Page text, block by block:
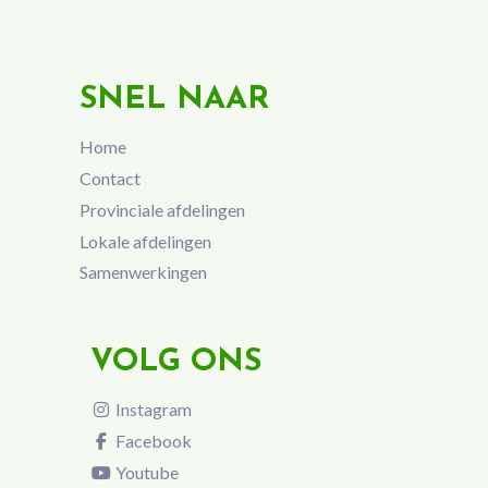
SNEL NAAR
Home
Contact
Provinciale afdelingen
Lokale afdelingen
Samenwerkingen
VOLG ONS
Instagram
Facebook
Youtube